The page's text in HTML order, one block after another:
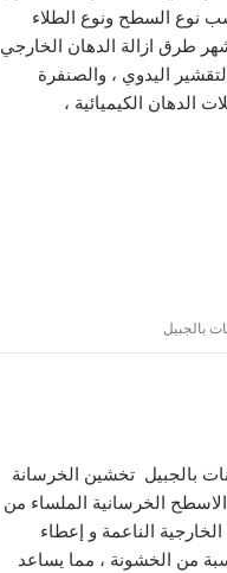
نوع السطح ونوع الطلاء
طرق ازالة الدهان الخارجي
اليدوي ، والصنفرة
الدهان الكيميائية ،
بالجبيل
بالجبيل تخشين الخرسانة
الخرسانية الملساء من
الناعمة و إعطاء
من الخشونة ، مما يساعد